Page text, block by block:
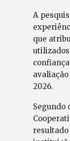
A
que
2026.
Segundo